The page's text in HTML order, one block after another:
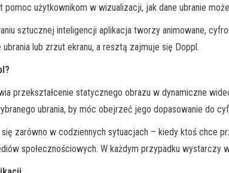
użytkownikom w wizualizacji, jak dane ubranie
sztucznej inteligencji aplikacja tworzy animowane,
lub zrzut ekranu, a resztą zajmuje się Doppl.
przekształcenie statycznego obrazu w dynamiczne
ubrania, by móc obejrzeć jego dopasowanie do
zarówno w codziennych sytuacjach – kiedy ktoś chce
społecznościowych. W każdym przypadku wystarczy